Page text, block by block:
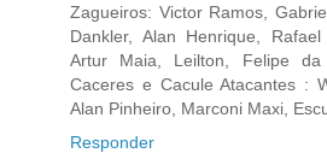
Zagueiros: Victor Ramos,
Dankler, Alan Henrique,
Artur Maia, Leilton, Felipe
Caceres e Cacule Atacantes :
Alan Pinheiro, Marconi Maxi,
Responder